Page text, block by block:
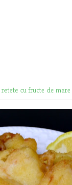
retete cu fructe de mare